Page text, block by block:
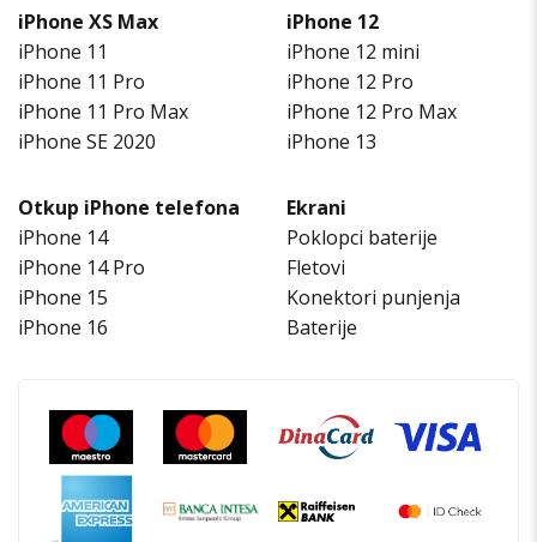
iPhone XS Max
iPhone 11
iPhone 11 Pro
iPhone 11 Pro Max
iPhone SE 2020
iPhone 12
iPhone 12 mini
iPhone 12 Pro
iPhone 12 Pro Max
iPhone 13
Otkup iPhone telefona
iPhone 14
iPhone 14 Pro
iPhone 15
iPhone 16
Ekrani
Poklopci baterije
Fletovi
Konektori punjenja
Baterije